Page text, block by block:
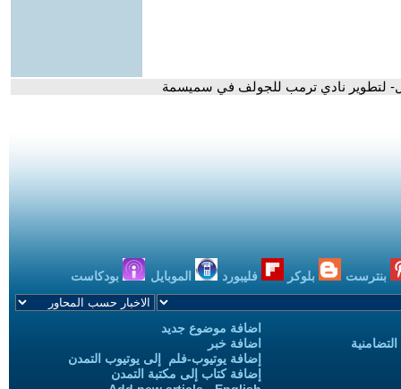
لتطوير نادي ترمب للجولف في سميسمة
بنترست بلوكر فليبورد الموبايل بودكاست
اضافة موضوع جديد
اضافة خبر
إضافة يوتيوب-فلم إلى يوتيوب التمدن
إضافة كتاب إلى مكتبة التمدن